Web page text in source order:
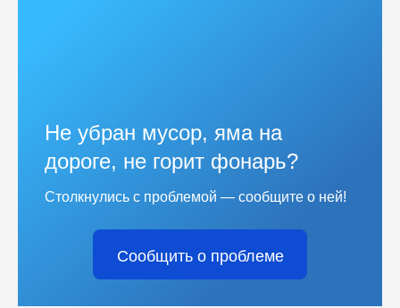
Не убран мусор, яма на
дороге, не горит фонарь?
Столкнулись с проблемой — сообщите о ней!
Сообщить о проблеме